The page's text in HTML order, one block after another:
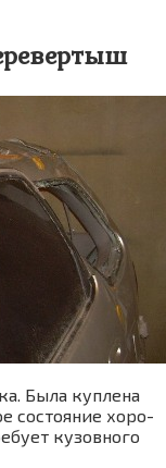
Была куп­ле­на
состо­я­ние хоро­
кузов­но­го